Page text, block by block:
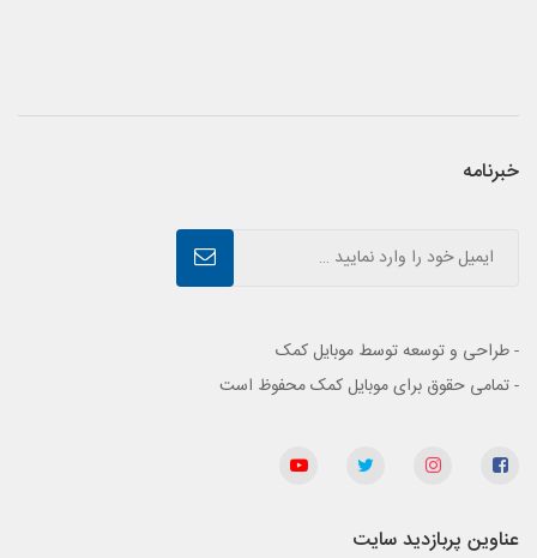
خبرنامه
- طراحی و توسعه توسط موبایل کمک
- تمامی حقوق برای موبایل کمک محفوظ است
عناوین پربازدید سایت